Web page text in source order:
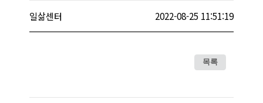
일삶센터 2022-08-25 11:51:19
목록